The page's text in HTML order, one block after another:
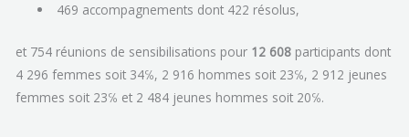
469 accompagnements dont 422 résolus,
et 754 réunions de sensibilisations pour 12 608 participants dont
4 296 femmes soit 34℅, 2 916 hommes soit 23℅, 2 912 jeunes
femmes soit 23℅ et 2 484 jeunes hommes soit 20℅.